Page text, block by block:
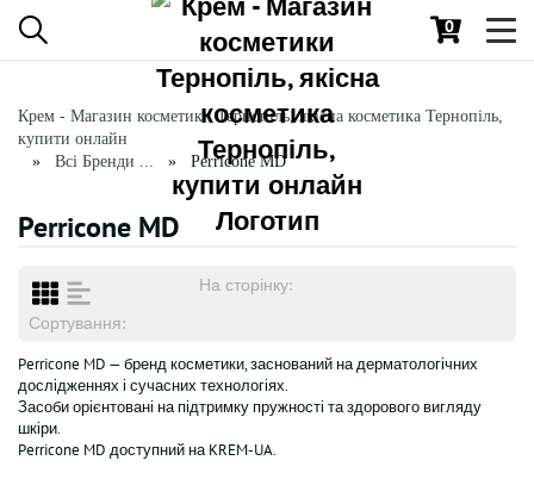
0
Крем - Магазин косметики Тернопіль, якісна косметика Тернопіль,
купити онлайн
Всі Бренди ...
Perricone MD
Perricone MD
На сторінку:
Сортування:
Perricone MD — бренд косметики, заснований на дерматологічних
дослідженнях і сучасних технологіях.
Засоби орієнтовані на підтримку пружності та здорового вигляду
шкіри.
Perricone MD доступний на KREM-UA.